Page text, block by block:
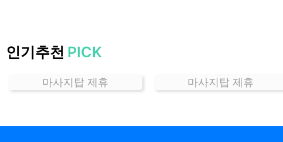
천인기추천 PICK
마사지탑 제휴 마사지탑 제휴